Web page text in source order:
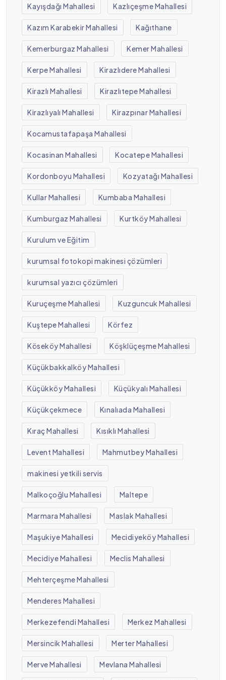
Kayışdağı Mahallesi Kazlıçeşme Mahallesi
Kazım Karabekir Mahallesi Kağıthane
Kemerburgaz Mahallesi Kemer Mahallesi
Kerpe Mahallesi Kirazlıdere Mahallesi
Kirazlı Mahallesi Kirazlıtepe Mahallesi
Kirazlıyalı Mahallesi Kirazpınar Mahallesi
Kocamustafapaşa Mahallesi
Kocasinan Mahallesi Kocatepe Mahallesi
Kordonboyu Mahallesi Kozyatağı Mahallesi
Kullar Mahallesi Kumbaba Mahallesi
Kumburgaz Mahallesi Kurtköy Mahallesi
Kurulum ve Eğitim
kurumsal fotokopi makinesi çözümleri
kurumsal yazıcı çözümleri
Kuruçeşme Mahallesi Kuzguncuk Mahallesi
Kuştepe Mahallesi Körfez
Köseköy Mahallesi Köşklüçeşme Mahallesi
Küçükbakkalköy Mahallesi
Küçükköy Mahallesi Küçükyalı Mahallesi
Küçükçekmece Kınalıada Mahallesi
Kıraç Mahallesi Kısıklı Mahallesi
Levent Mahallesi Mahmutbey Mahallesi
makinesi yetkili servis
Malkoçoğlu Mahallesi Maltepe
Marmara Mahallesi Maslak Mahallesi
Maşukiye Mahallesi Mecidiyeköy Mahallesi
Mecidiye Mahallesi Meclis Mahallesi
Mehterçeşme Mahallesi
Menderes Mahallesi
Merkezefendi Mahallesi Merkez Mahallesi
Mersincik Mahallesi Merter Mahallesi
Merve Mahallesi Mevlana Mahallesi